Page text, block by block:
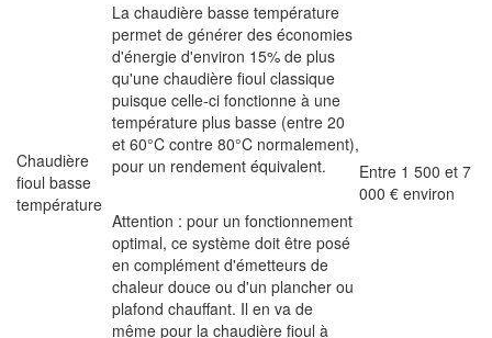
Chaudière
fioul basse
température
La chaudière basse température
permet de générer des économies
d'énergie d'environ 15% de plus
qu'une chaudière fioul classique
puisque celle-ci fonctionne à une
température plus basse (entre 20
et 60°C contre 80°C normalement),
pour un rendement équivalent.
Attention : pour un fonctionnement
optimal, ce système doit être posé
en complément d'émetteurs de
chaleur douce ou d'un plancher ou
plafond chauffant. Il en va de
même pour la chaudière fioul à
Entre 1 500 et 7
000 € environ